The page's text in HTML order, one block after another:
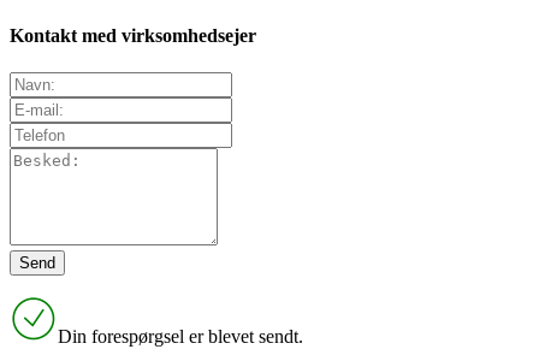
Kontakt med virksomhedsejer
Din forespørgsel er blevet sendt.